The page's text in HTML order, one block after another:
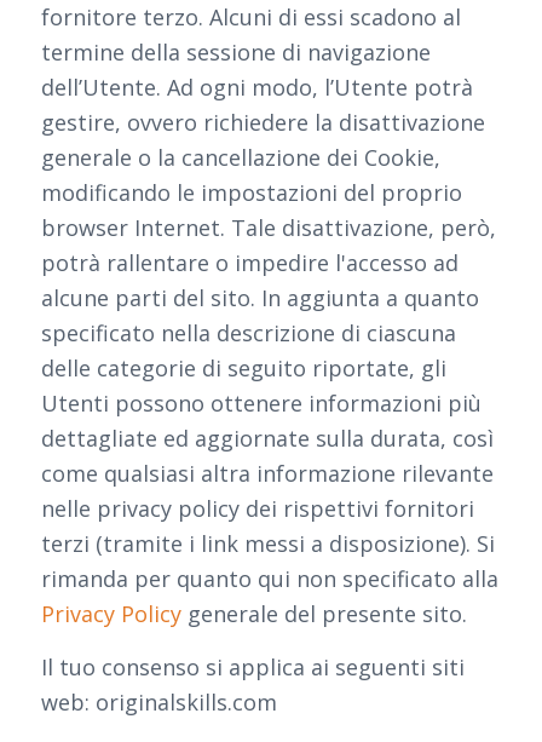
fornitore terzo. Alcuni di essi scadono al
termine della sessione di navigazione
dell’Utente. Ad ogni modo, l’Utente potrà
gestire, ovvero richiedere la disattivazione
generale o la cancellazione dei Cookie,
modificando le impostazioni del proprio
browser Internet. Tale disattivazione, però,
potrà rallentare o impedire l'accesso ad
alcune parti del sito. In aggiunta a quanto
specificato nella descrizione di ciascuna
delle categorie di seguito riportate, gli
Utenti possono ottenere informazioni più
dettagliate ed aggiornate sulla durata, così
come qualsiasi altra informazione rilevante
nelle privacy policy dei rispettivi fornitori
terzi (tramite i link messi a disposizione). Si
rimanda per quanto qui non specificato alla
Privacy Policygenerale del presente sito.
Il tuo consenso si applica ai seguenti siti
web: originalskills.com